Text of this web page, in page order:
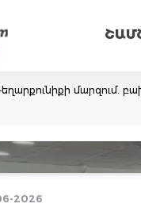
մարզում.
2026